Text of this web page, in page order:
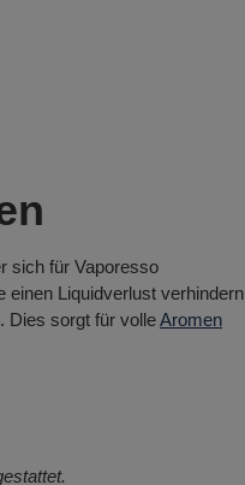
sich für Vaporesso
einen Liquidverlust verhindern
Dies sorgt für volleAromen